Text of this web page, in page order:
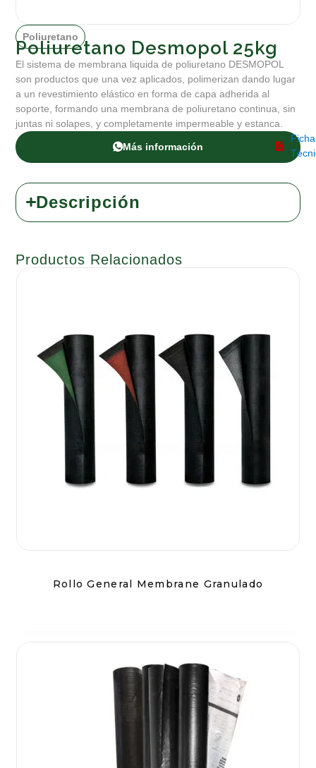
Poliuretano
Poliuretano Desmopol 25kg
El sistema de membrana liquida de poliuretano DESMOPOL
son productos que una vez aplicados, polimerizan dando lugar
a un revestimiento elástico en forma de capa adherida al
soporte, formando una membrana de poliuretano continua, sin
juntas ni solapes, y completamente impermeable y estanca.
Más información
Ficha
Descripción
Productos Relacionados
Rollo General Membrane Granulado